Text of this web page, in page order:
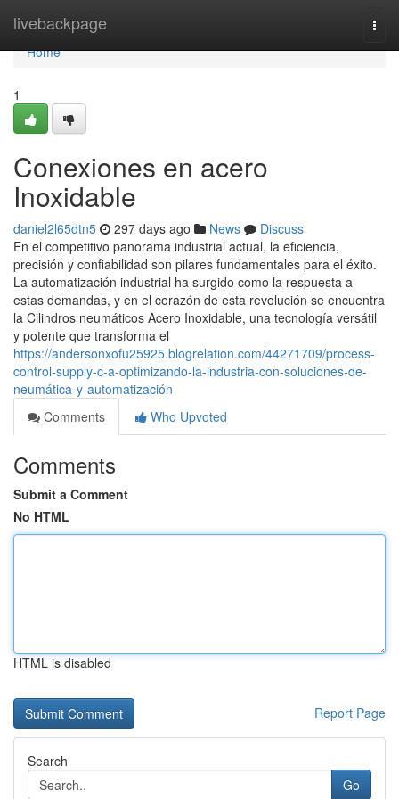
livebackpage
Home
Home
1
Conexiones en acero
Inoxidable
daniel2l65dtn5 297 days ago News
Discuss
En el competitivo panorama industrial actual, la eficiencia,
precisión y confiabilidad son pilares fundamentales para el éxito.
La automatización industrial ha surgido como la respuesta a
estas demandas, y en el corazón de esta revolución se encuentra
la Cilindros neumáticos Acero Inoxidable, una tecnología versátil
y potente que transforma el
https://andersonxofu25925.blogrelation.com/44271709/process-
control-supply-c-a-optimizando-la-industria-con-soluciones-de-
neumática-y-automatización
Comments
Who Upvoted
Comments
Submit a Comment
No HTML
HTML is disabled
Report Page
Search
Go